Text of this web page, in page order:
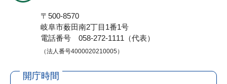
〒500-8570
岐阜市薮田南2丁目1番1号
電話番号 058-272-1111（代表）
（法人番号4000020210005）
開庁時間